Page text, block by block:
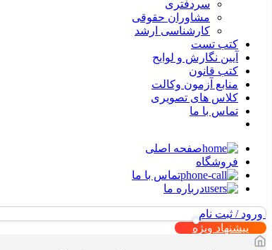
سردفتری
مشاوران حقوقی
کارشناسی ارشد
کتب تست
آیین نگارش و لوایح
کتب قانون
منابع آزمون وکالت
کلاس های تصویری
تماس با ما
صفحه اصلی
فروشگاه
تماس با ما
درباره ما
ورود / ثبت نام
پیشنهاد ویژه